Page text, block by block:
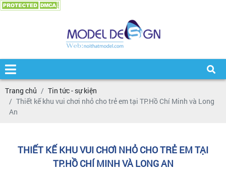
Trang chủ
Tin tức - sự kiện
Thiết kế khu vui chơi nhỏ cho trẻ em tại TP.Hồ Chí Minh và Long
An
THIẾT KẾ KHU VUI CHƠI NHỎ CHO TRẺ EM TẠI
TP.HỒ CHÍ MINH VÀ LONG AN